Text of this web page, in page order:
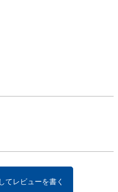
てレビューを書く